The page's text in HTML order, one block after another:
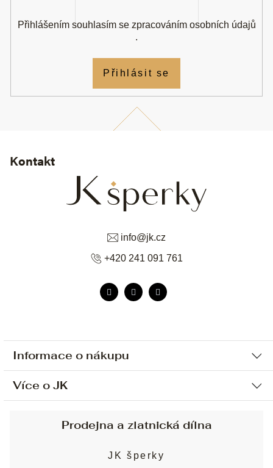
Informace o nákupu
Ochrana osobních údajů
Sjednání osobní schůzky
Obchodní podmínky
Více o JK
Kontakt
info@jk.cz
+420 241 091 761
Přihlášením souhlasím se zpracováním osobních údajů
.
Přihlásit se
Prodejna a zlatnická dílna
JK šperky